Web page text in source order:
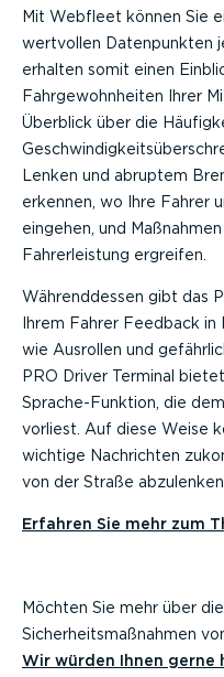
Mit Webfleet können Sie
wertvollen Datenpunkten
erhalten somit einen
Fahrgewohnheiten Ihrer
Überblick über die
Lenken und abruptem
erkennen, wo Ihre Fahrer
eingehen, und
Fahrerleistung ergreifen.
Währenddessen gibt das
Ihrem Fahrer Feedback
wie Ausrollen und
PRO Driver Terminal
Sprache-Funktion, die
vorliest. Auf diese Weise
wichtige Nachrichten
von der Straße abzulenken.
Erfahren Sie mehr zum
Möchten Sie mehr über die
Sicherheitsmaßnahmen
Wir würden Ihnen gerne